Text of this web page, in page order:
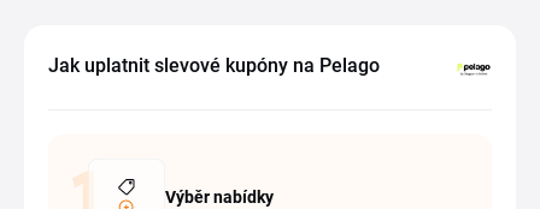
Jak uplatnit slevové kupóny na Pelago
Výběr nabídky